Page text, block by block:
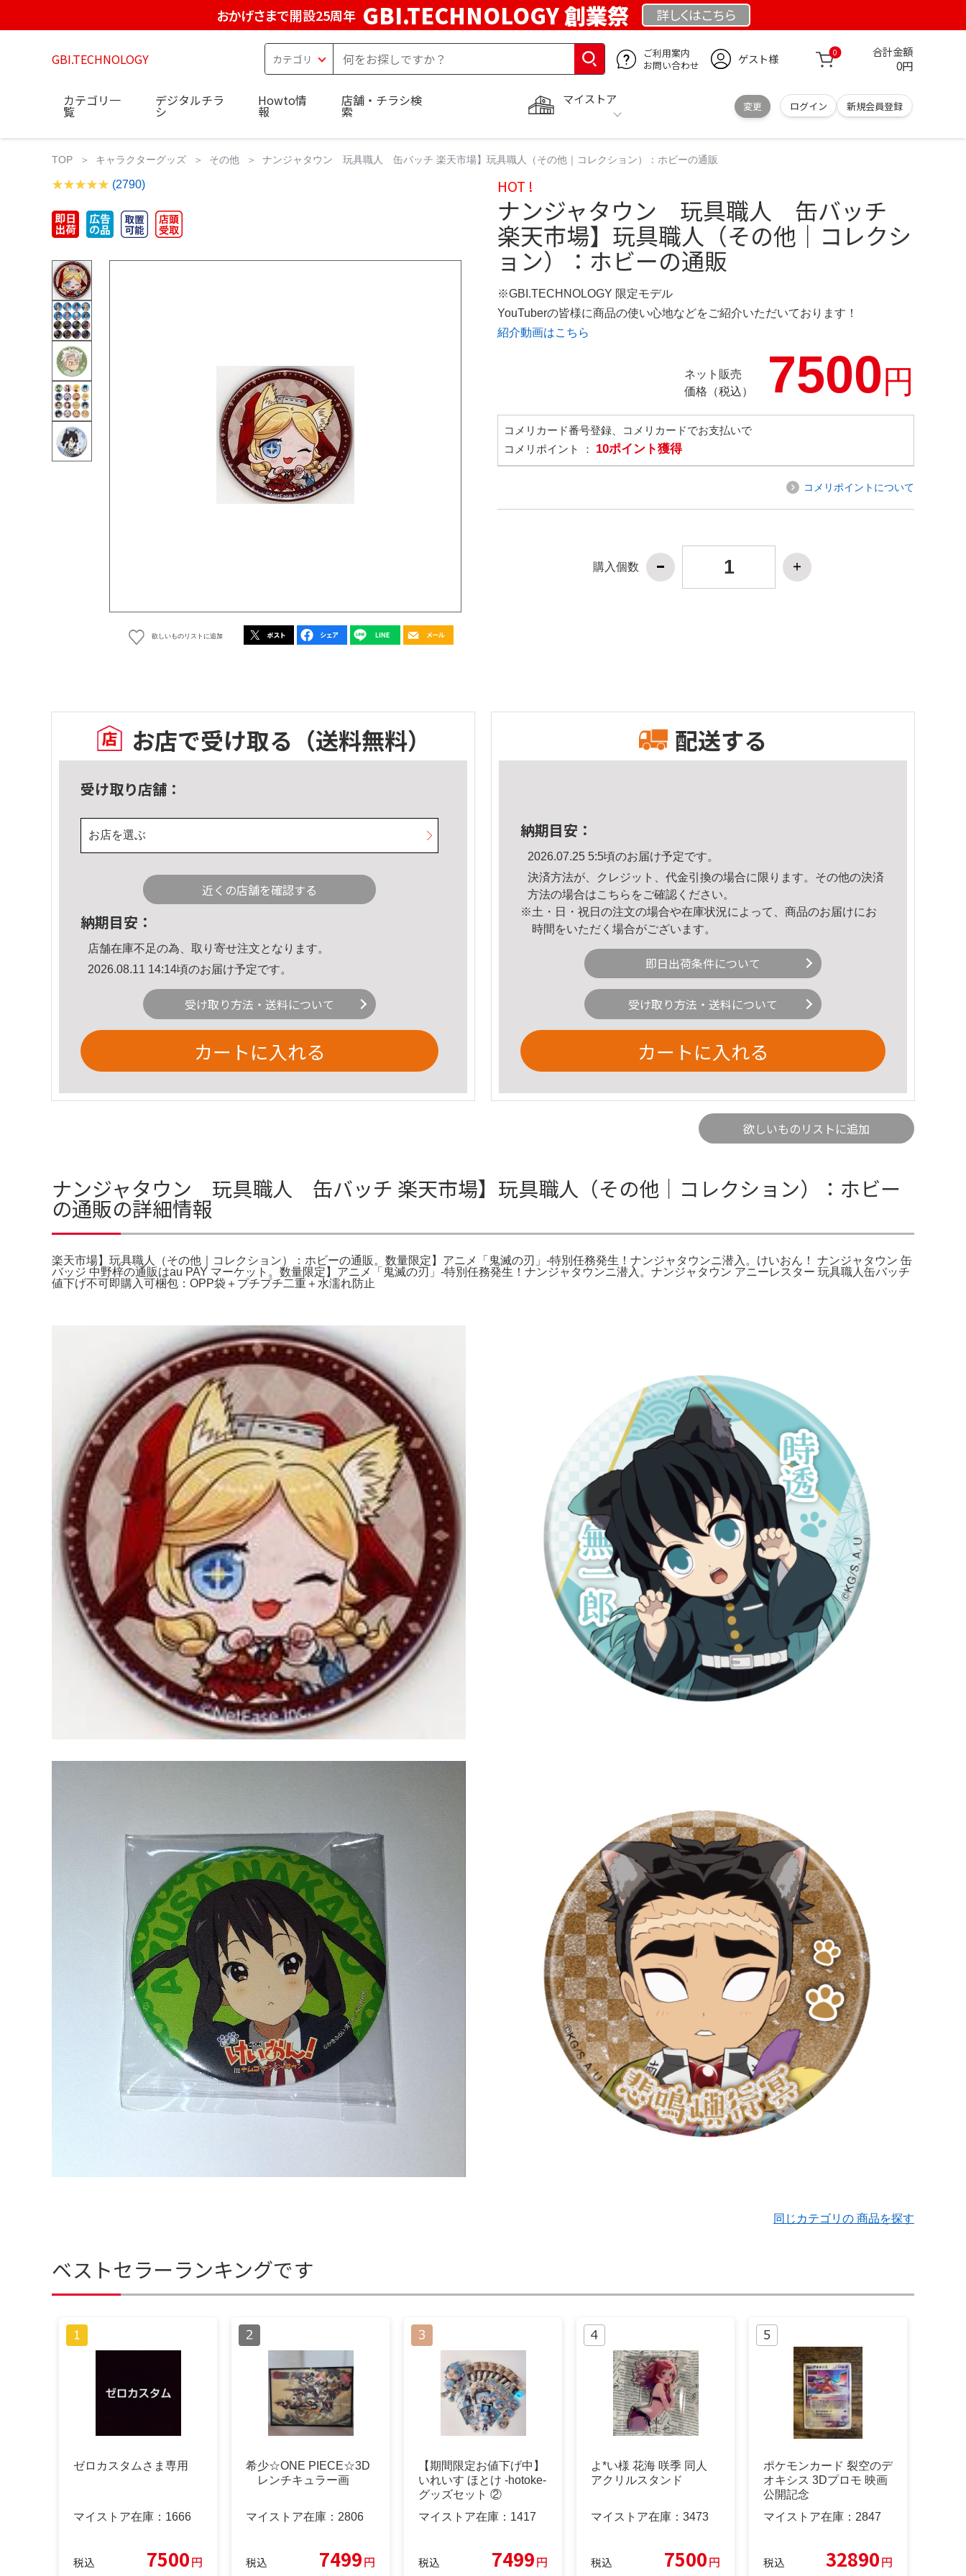
おかげさまで開設25周年 GBI.TECHNOLOGY 創業祭 詳しくはこちら
GBI.TECHNOLOGY
ご利用案内
お問い合わせ
ゲスト様 0 合計金額
0円
マイストア
変更 ログイン 新規会員登録
カテゴリ一
覧
デジタルチラ
シ
Howto情
報
店舗・チラシ検
索
TOP キャラクターグッズ その他 ナンジャタウン 玩具職人 缶バッチ 楽天市場】玩具職人（その他｜コレクション）：ホビーの通販
(2790)
欲しいものリストに追加
HOT !
ナンジャタウン 玩具職人 缶バッチ
楽天市場】玩具職人（その他｜コレクシ
ョン）：ホビーの通販
※GBI.TECHNOLOGY 限定モデル
YouTuberの皆様に商品の使い心地などをご紹介いただいております！
紹介動画はこちら
ネット販売
価格（税込）
7500円
コメリカード番号登録、コメリカードでお支払いで
コメリポイント ： 10ポイント獲得
コメリポイントについて
購入個数
お店で受け取る （送料無料）
受け取り店舗：
お店を選ぶ
近くの店舗を確認する
納期目安：
店舗在庫不足の為、取り寄せ注文となります。
2026.08.11 14:14頃のお届け予定です。
受け取り方法・送料について
カートに入れる
配送する
納期目安：
2026.07.25 5:5頃のお届け予定です。
決済方法が、クレジット、代金引換の場合に限ります。その他の決済
方法の場合はこちら をご確認ください。
※土・日・祝日の注文の場合や在庫状況によって、商品のお届けにお
時間をいただく場合がございます。
即日出荷条件について
受け取り方法・送料について
カートに入れる
欲しいものリストに追加
ナンジャタウン 玩具職人 缶バッチ 楽天市場】玩具職人（その他｜コレクション）：ホビー
の通販の詳細情報
楽天市場】玩具職人（その他｜コレクション）：ホビーの通販。数量限定】アニメ「鬼滅の刃」-特別任務発生！ナンジャタウンニ潜入。けいおん！ ナンジャタウン 缶
バッジ 中野梓の通販はau PAY マーケット。数量限定】アニメ「鬼滅の刃」-特別任務発生！ナンジャタウンニ潜入。ナンジャタウン アニーレスター 玩具職人缶バッチ
値下げ不可即購入可梱包：OPP袋＋プチプチ二重＋水濡れ防止
同じカテゴリの 商品を探す
ベストセラーランキングです
ゼロカスタムさま専用
マイストア在庫： 1666
税込 7500円
希少☆ONE PIECE☆3D
レンチキュラー画
マイストア在庫： 2806
税込 7499円
【期間限定お値下げ中】
いれいす ほとけ -hotoke-
グッズセット ②
マイストア在庫： 1417
税込 7499円
よ*い様 花海 咲季 同人
アクリルスタンド
マイストア在庫： 3473
税込 7500円
ポケモンカード 裂空のデ
オキシス 3Dプロモ 映画
公開記念
マイストア在庫： 2847
税込 32890円